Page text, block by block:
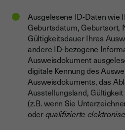
Ausgelesene ID-Daten wie
Geburtsdatum, Geburtsort,
Gültigkeitsdauer Ihres
andere ID-bezogene
Ausweisdokument
digitale Kennung des
Ausweisdokuments, das
Ausstellungsland,
(z.B. wenn Sie
oderqualifizierte